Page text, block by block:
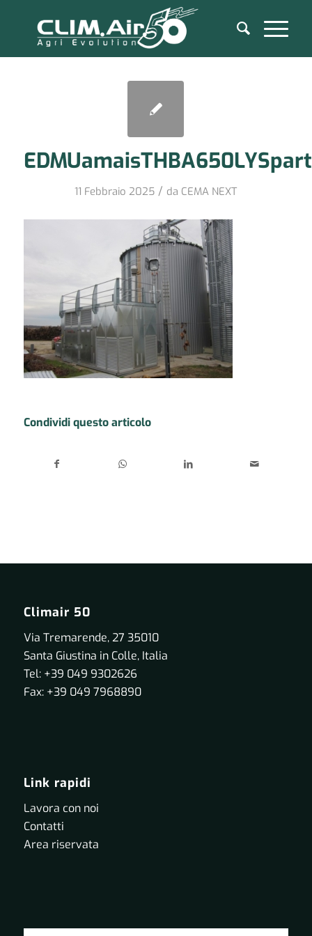
11 Febbraio 2025 / da CEMA NEXT
Condividi questo articolo
Climair 50
Via Tremarende, 27 35010
Santa Giustina in Colle, Italia
Tel: +39 049 9302626
Fax: +39 049 7968890
Link rapidi
Lavora con noi
Contatti
Area riservata